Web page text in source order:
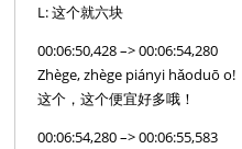
L: 这个就六块
00:06:50,428 –> 00:06:54,280
Zhège, zhège piányi hǎoduō o!
这个，这个便宜好多哦！
00:06:54,280 –> 00:06:55,583